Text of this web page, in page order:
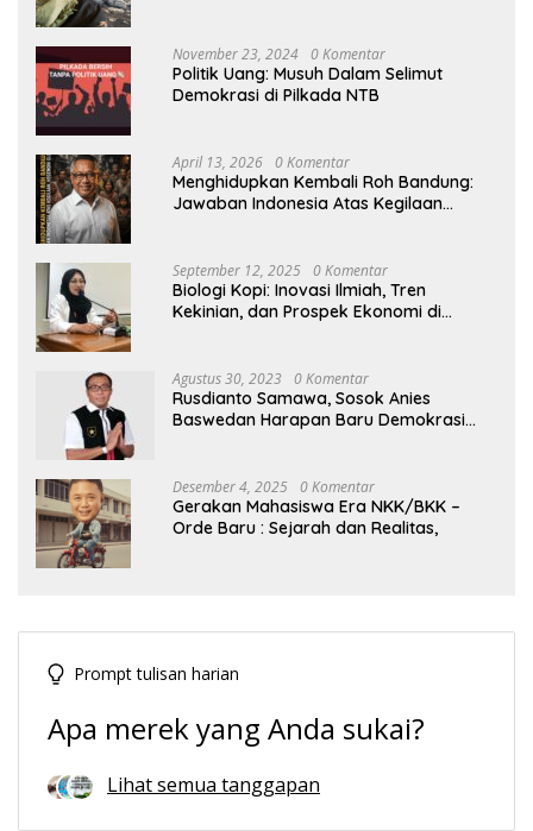
November 23, 2024 0 Komentar
Politik Uang: Musuh Dalam Selimut
Demokrasi di Pilkada NTB
April 13, 2026 0 Komentar
Menghidupkan Kembali Roh Bandung:
Jawaban Indonesia Atas Kegilaan
September 12, 2025 0 Komentar
Biologi Kopi: Inovasi Ilmiah, Tren
Kekinian, dan Prospek Ekonomi di
Agustus 30, 2023 0 Komentar
Rusdianto Samawa, Sosok Anies
Baswedan Harapan Baru Demokrasi
Desember 4, 2025 0 Komentar
Gerakan Mahasiswa Era NKK/BKK –
Orde Baru : Sejarah dan Realitas,
Prompt tulisan harian
Apa merek yang Anda sukai?
Lihat semua tanggapan